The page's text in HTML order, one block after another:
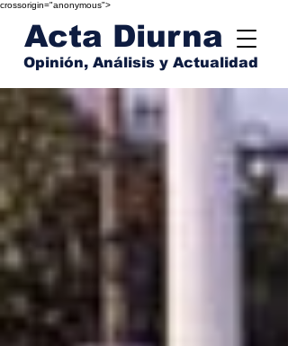
crossorigin="anonymous">
Acta Diurna
Opinión, Análisis y Actualidad